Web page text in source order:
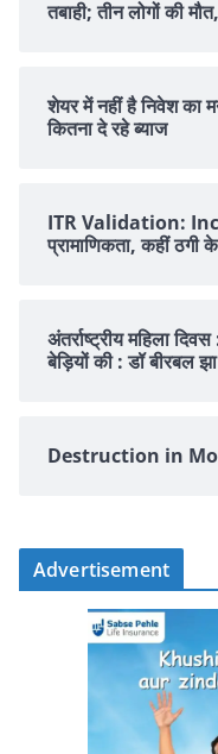
तबाही; तीन लोगों की
शेयर में नहीं है न‍िवेश का
क‍ितना दे रहे ब्‍याज
ITR Validation:
प्रामाणिकता, कहीं ठगी
अंतर्राष्ट्रीय महिला
बेड़ियों की : डॉ बीरबल झा
Destruction in
Advertisement